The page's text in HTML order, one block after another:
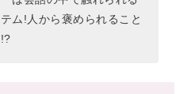
ム!人から褒められること